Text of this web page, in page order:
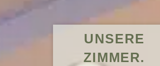
UNSERE
ZIMMER.